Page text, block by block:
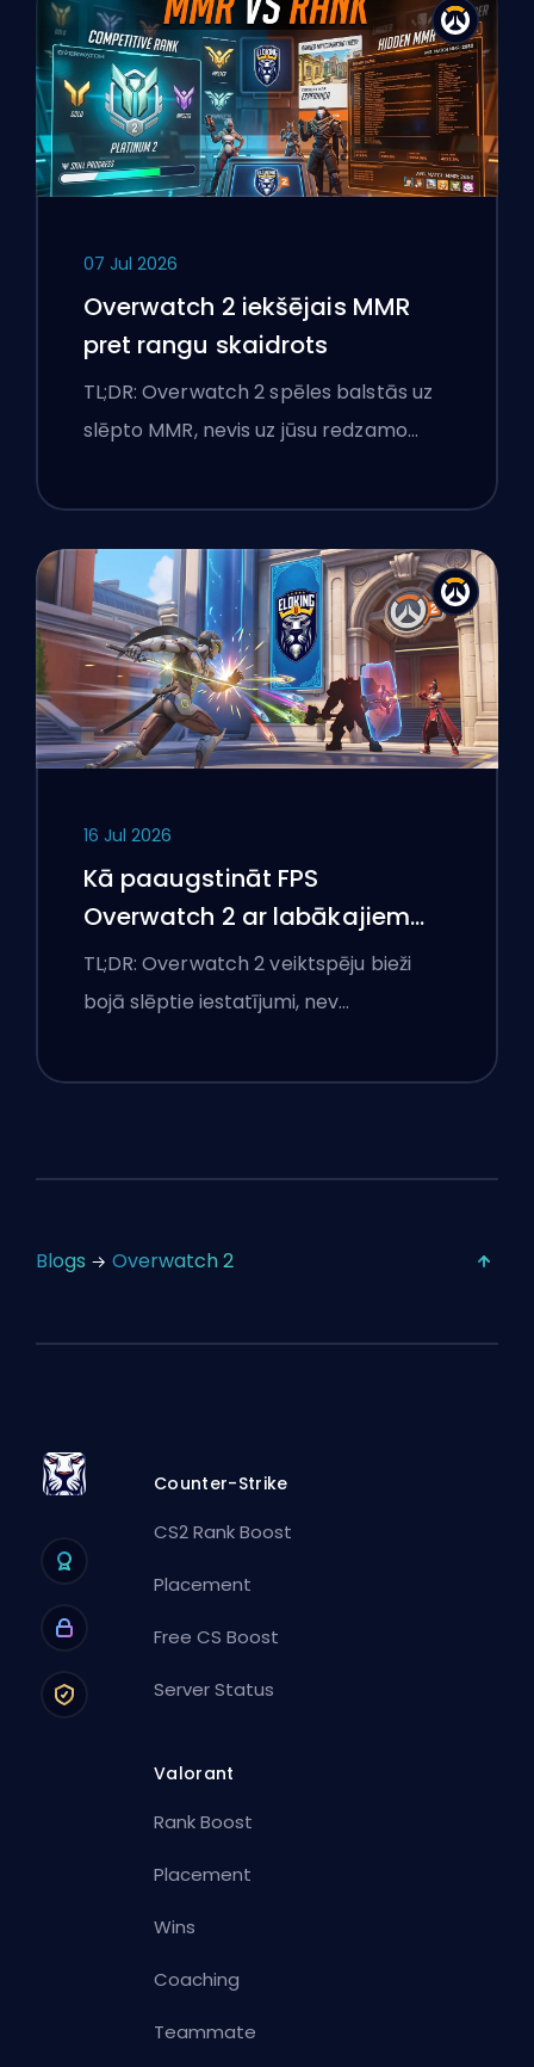
07 Jul 2026
Overwatch 2 iekšējais MMR
pret rangu skaidrots
TL;DR: Overwatch 2 spēles balstās uz
slēpto MMR, nevis uz jūsu redzamo…
16 Jul 2026
Kā paaugstināt FPS
Overwatch 2 ar labākajiem
iestatījumiem
TL;DR: Overwatch 2 veiktspēju bieži
bojā slēptie iestatījumi, nev…
Blogs Overwatch 2
Counter-Strike
CS2 Rank Boost
Placement
Free CS Boost
Server Status
Valorant
Rank Boost
Placement
Wins
Coaching
Teammate